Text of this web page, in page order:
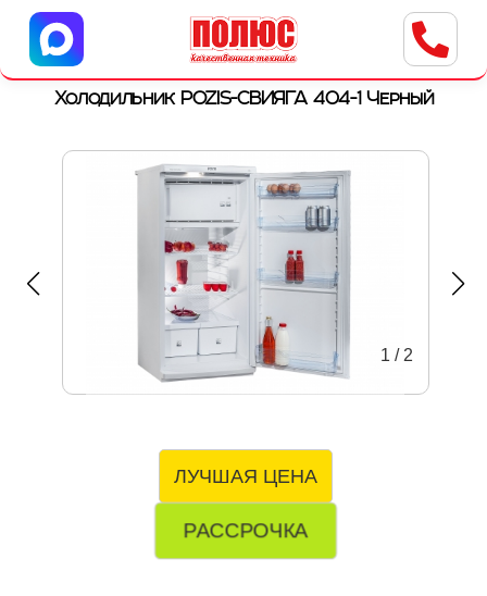
Центр бытовой техники
г. Ульяновск, ул. Пушкарева, 8a
Холодильник POZIS-СВИЯГА 404-1 Черный
1 / 2
ЛУЧШАЯ ЦЕНА
РАССРОЧКА